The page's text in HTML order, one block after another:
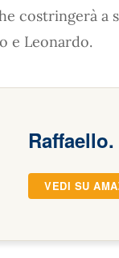
costringerà
e Leonardo.
VEDI SU